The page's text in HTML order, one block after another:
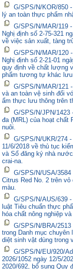
G/SPS/N/KOR/850
lý an toàn thực phẩm
G/SPS/N/MAR/119
Nghị định số 2-75-321
về việc sản xuất, tàng
G/SPS/N/MAR/120
Nghị định số 2-21-01
quy định về chất lượng
phẩm tương tự khác
G/SPS/N/MAR/121
và an toàn vệ sinh đối
ẩm thực lưu thông trên
G/SPS/N/JPN/
đa (MRL) của hoạt chất
nuôi.
G/SPS/N/UKR/274
11/6/2018 về thủ tục
và Sổ đăng ký nhà
crai-na.
G/SPS/N/USA/
Citrus Red No. 2 trên
màu.
G/SPS/N/AUS/639
luật Tiêu chuẩn thực
hóa chất nông nghiệp
G/SPS/N/BRA/
trong Danh mục
diệt sinh vật dùng trong
G/SPS/N/EU/920/
2026/1052 ngày 12/5/
2020/692, bổ sung Quy